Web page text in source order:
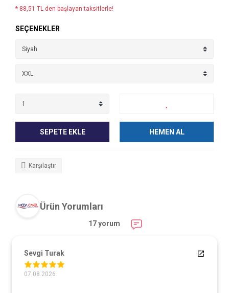
* 88,51 TL den başlayan taksitlerle!
SEÇENEKLER
SEPETE EKLE HEMEN AL
Karşılaştır
Ürün Yorumları
17 yorum
Sevgi Turak
07.08.2026